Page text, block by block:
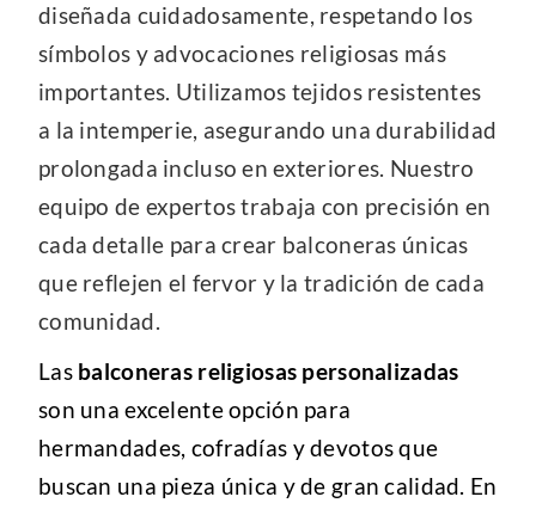
diseñada cuidadosamente, respetando los
símbolos y advocaciones religiosas más
importantes. Utilizamos tejidos resistentes
a la intemperie, asegurando una durabilidad
prolongada incluso en exteriores. Nuestro
equipo de expertos trabaja con precisión en
cada detalle para crear balconeras únicas
que reflejen el fervor y la tradición de cada
comunidad.
Las balconeras religiosas personalizadas
son una excelente opción para
hermandades, cofradías y devotos que
buscan una pieza única y de gran calidad. En